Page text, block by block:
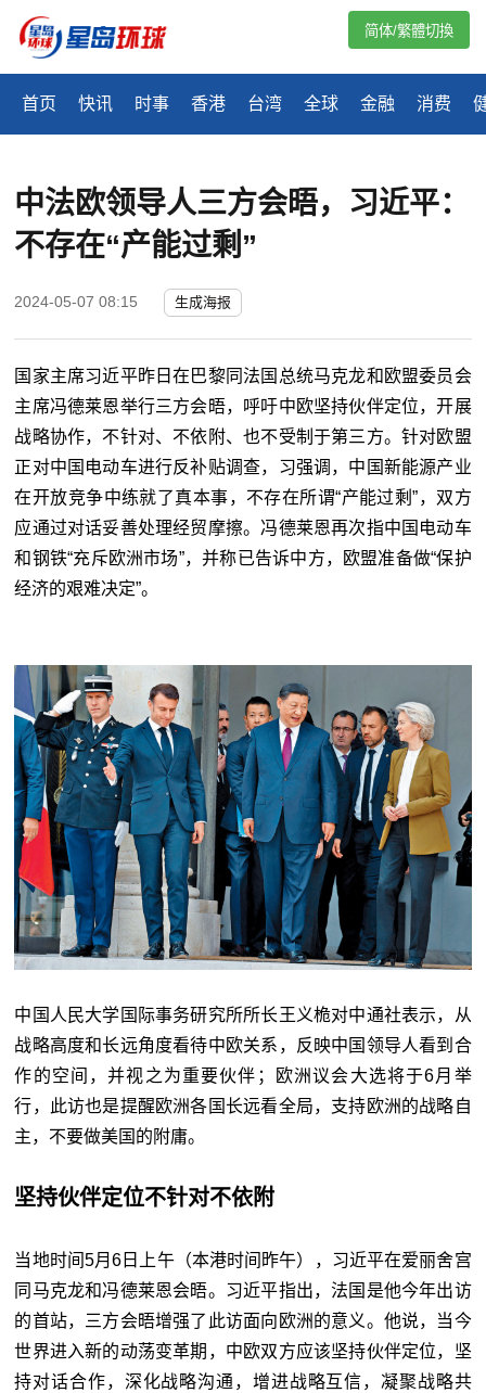
首页 快讯 时事 香港 台湾 全球 金融 消费
简体/繁體切換
中法欧领导人三方会晤，习近平：
不存在“产能过剩”
2024-05-07 08:15 生成海报
国家主席习近平昨日在巴黎同法国总统马克龙和欧盟委员会
主席冯德莱恩举行三方会晤，呼吁中欧坚持伙伴定位，开展
战略协作，不针对、不依附、也不受制于第三方。针对欧盟
正对中国电动车进行反补贴调查，习强调，中国新能源产业
在开放竞争中练就了真本事，不存在所谓“产能过剩”，双方
应通过对话妥善处理经贸摩擦。冯德莱恩再次指中国电动车
和钢铁“充斥欧洲市场”，并称已告诉中方，欧盟准备做“保护
经济的艰难决定”。
中国人民大学国际事务研究所所长王义桅对中通社表示，从
战略高度和长远角度看待中欧关系，反映中国领导人看到合
作的空间，并视之为重要伙伴；欧洲议会大选将于6月举
行，此访也是提醒欧洲各国长远看全局，支持欧洲的战略自
主，不要做美国的附庸。
坚持伙伴定位不针对不依附
当地时间5月6日上午（本港时间昨午），习近平在爱丽舍宫
同马克龙和冯德莱恩会晤。习近平指出，法国是他今年出访
的首站，三方会晤增强了此访面向欧洲的意义。他说，当今
世界进入新的动荡变革期，中欧双方应该坚持伙伴定位，坚
持对话合作，深化战略沟通，增进战略互信，凝聚战略共